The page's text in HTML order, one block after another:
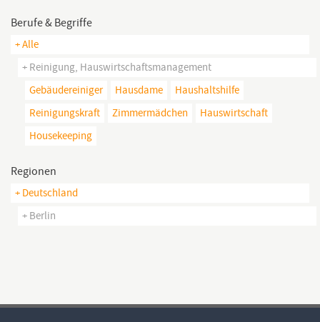
Berufe & Begriffe
+ Alle
+ Reinigung, Hauswirtschaftsmanagement
Gebäudereiniger
Hausdame
Haushaltshilfe
Reinigungskraft
Zimmermädchen
Hauswirtschaft
Housekeeping
Regionen
+ Deutschland
+ Berlin